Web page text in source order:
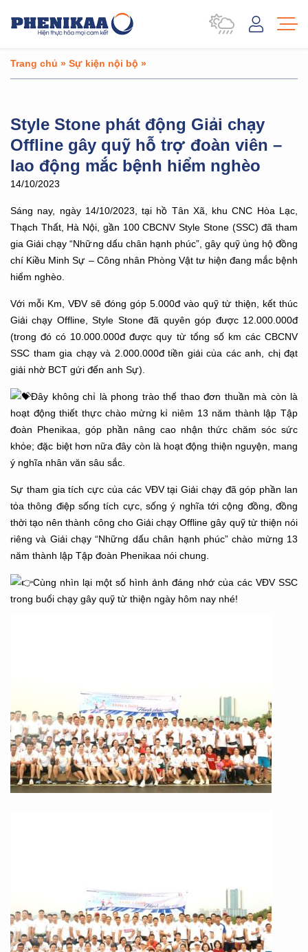
Trang chủ » Sự kiện nội bộ »
Style Stone phát động Giải chạy
Offline gây quỹ hỗ trợ đoàn viên –
lao động mắc bệnh hiểm nghèo
14/10/2023
Sáng nay, ngày 14/10/2023, tại hồ Tân Xã, khu CNC Hòa Lạc,
Thạch Thất, Hà Nội, gần 100 CBCNV Style Stone (SSC) đã tham
gia Giải chạy “Những dấu chân hạnh phúc”, gây quỹ ủng hộ đồng
chí Kiều Minh Sự – Công nhân Phòng Vật tư hiện đang mắc bệnh
hiểm nghèo.
Với mỗi Km, VĐV sẽ đóng góp 5.000đ vào quỹ từ thiện, kết thúc
Giải chạy Offline, Style Stone đã quyên góp được 12.000.000đ
(trong đó có 10.000.000đ được quy từ tổng số km các CBCNV
SSC tham gia chạy và 2.000.000đ tiền giải của các anh, chị đạt
giải nhờ BCT gửi đến anh Sự).
Đây không chỉ là phong trào thể thao đơn thuần mà còn là
hoạt động thiết thực chào mừng kỉ niêm 13 năm thành lập Tập
đoàn Phenikaa, góp phần nâng cao nhận thức chăm sóc sức
khỏe; đặc biệt hơn nữa đây còn là hoạt động thiện nguyện, mang
ý nghĩa nhân văn sâu sắc.
Sự tham gia tích cực của các VĐV tại Giải chạy đã góp phần lan
tỏa thông điệp sống tích cực, sống ý nghĩa tới cộng đồng, đồng
thời tạo nên thành công cho Giải chạy Offline gây quỹ từ thiện nói
riêng và Giải chạy “Những dấu chân hạnh phúc” chào mừng 13
năm thành lập Tập đoàn Phenikaa nói chung.
Cùng nhìn lại một số hình ảnh đáng nhớ của các VĐV SSC
trong buổi chạy gây quỹ từ thiện ngày hôm nay nhé!